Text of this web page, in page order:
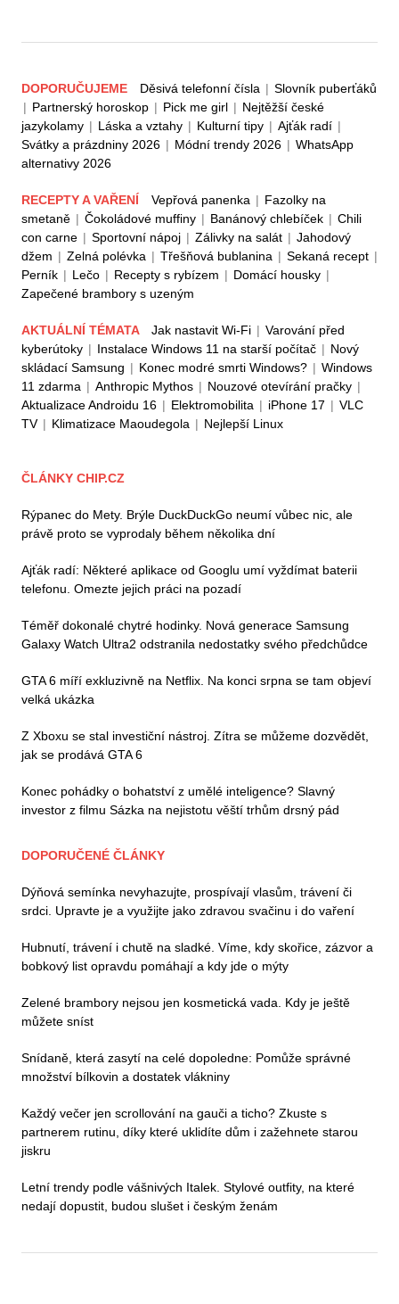
DOPORUČUJEME Děsivá telefonní čísla | Slovník puberťáků
| Partnerský horoskop | Pick me girl | Nejtěžší české
jazykolamy | Láska a vztahy | Kulturní tipy | Ajťák radí |
Svátky a prázdniny 2026 | Módní trendy 2026 | WhatsApp
alternativy 2026
RECEPTY A VAŘENÍ Vepřová panenka | Fazolky na
smetaně | Čokoládové muffiny | Banánový chlebíček | Chili
con carne | Sportovní nápoj | Zálivky na salát | Jahodový
džem | Zelná polévka | Třešňová bublanina | Sekaná recept |
Perník | Lečo | Recepty s rybízem | Domácí housky |
Zapečené brambory s uzeným
AKTUÁLNÍ TÉMATA Jak nastavit Wi-Fi | Varování před
kyberútoky | Instalace Windows 11 na starší počítač | Nový
skládací Samsung | Konec modré smrti Windows? | Windows
11 zdarma | Anthropic Mythos | Nouzové otevírání pračky |
Aktualizace Androidu 16 | Elektromobilita | iPhone 17 | VLC
TV | Klimatizace Maoudegola | Nejlepší Linux
ČLÁNKY CHIP.CZ
Rýpanec do Mety. Brýle DuckDuckGo neumí vůbec nic, ale
právě proto se vyprodaly během několika dní
Ajťák radí: Některé aplikace od Googlu umí vyždímat baterii
telefonu. Omezte jejich práci na pozadí
Téměř dokonalé chytré hodinky. Nová generace Samsung
Galaxy Watch Ultra2 odstranila nedostatky svého předchůdce
GTA 6 míří exkluzivně na Netflix. Na konci srpna se tam objeví
velká ukázka
Z Xboxu se stal investiční nástroj. Zítra se můžeme dozvědět,
jak se prodává GTA 6
Konec pohádky o bohatství z umělé inteligence? Slavný
investor z filmu Sázka na nejistotu věští trhům drsný pád
DOPORUČENÉ ČLÁNKY
Dýňová semínka nevyhazujte, prospívají vlasům, trávení či
srdci. Upravte je a využijte jako zdravou svačinu i do vaření
Hubnutí, trávení i chutě na sladké. Víme, kdy skořice, zázvor a
bobkový list opravdu pomáhají a kdy jde o mýty
Zelené brambory nejsou jen kosmetická vada. Kdy je ještě
můžete sníst
Snídaně, která zasytí na celé dopoledne: Pomůže správné
množství bílkovin a dostatek vlákniny
Každý večer jen scrollování na gauči a ticho? Zkuste s
partnerem rutinu, díky které uklidíte dům i zažehnete starou
jiskru
Letní trendy podle vášnivých Italek. Stylové outfity, na které
nedají dopustit, budou slušet i českým ženám